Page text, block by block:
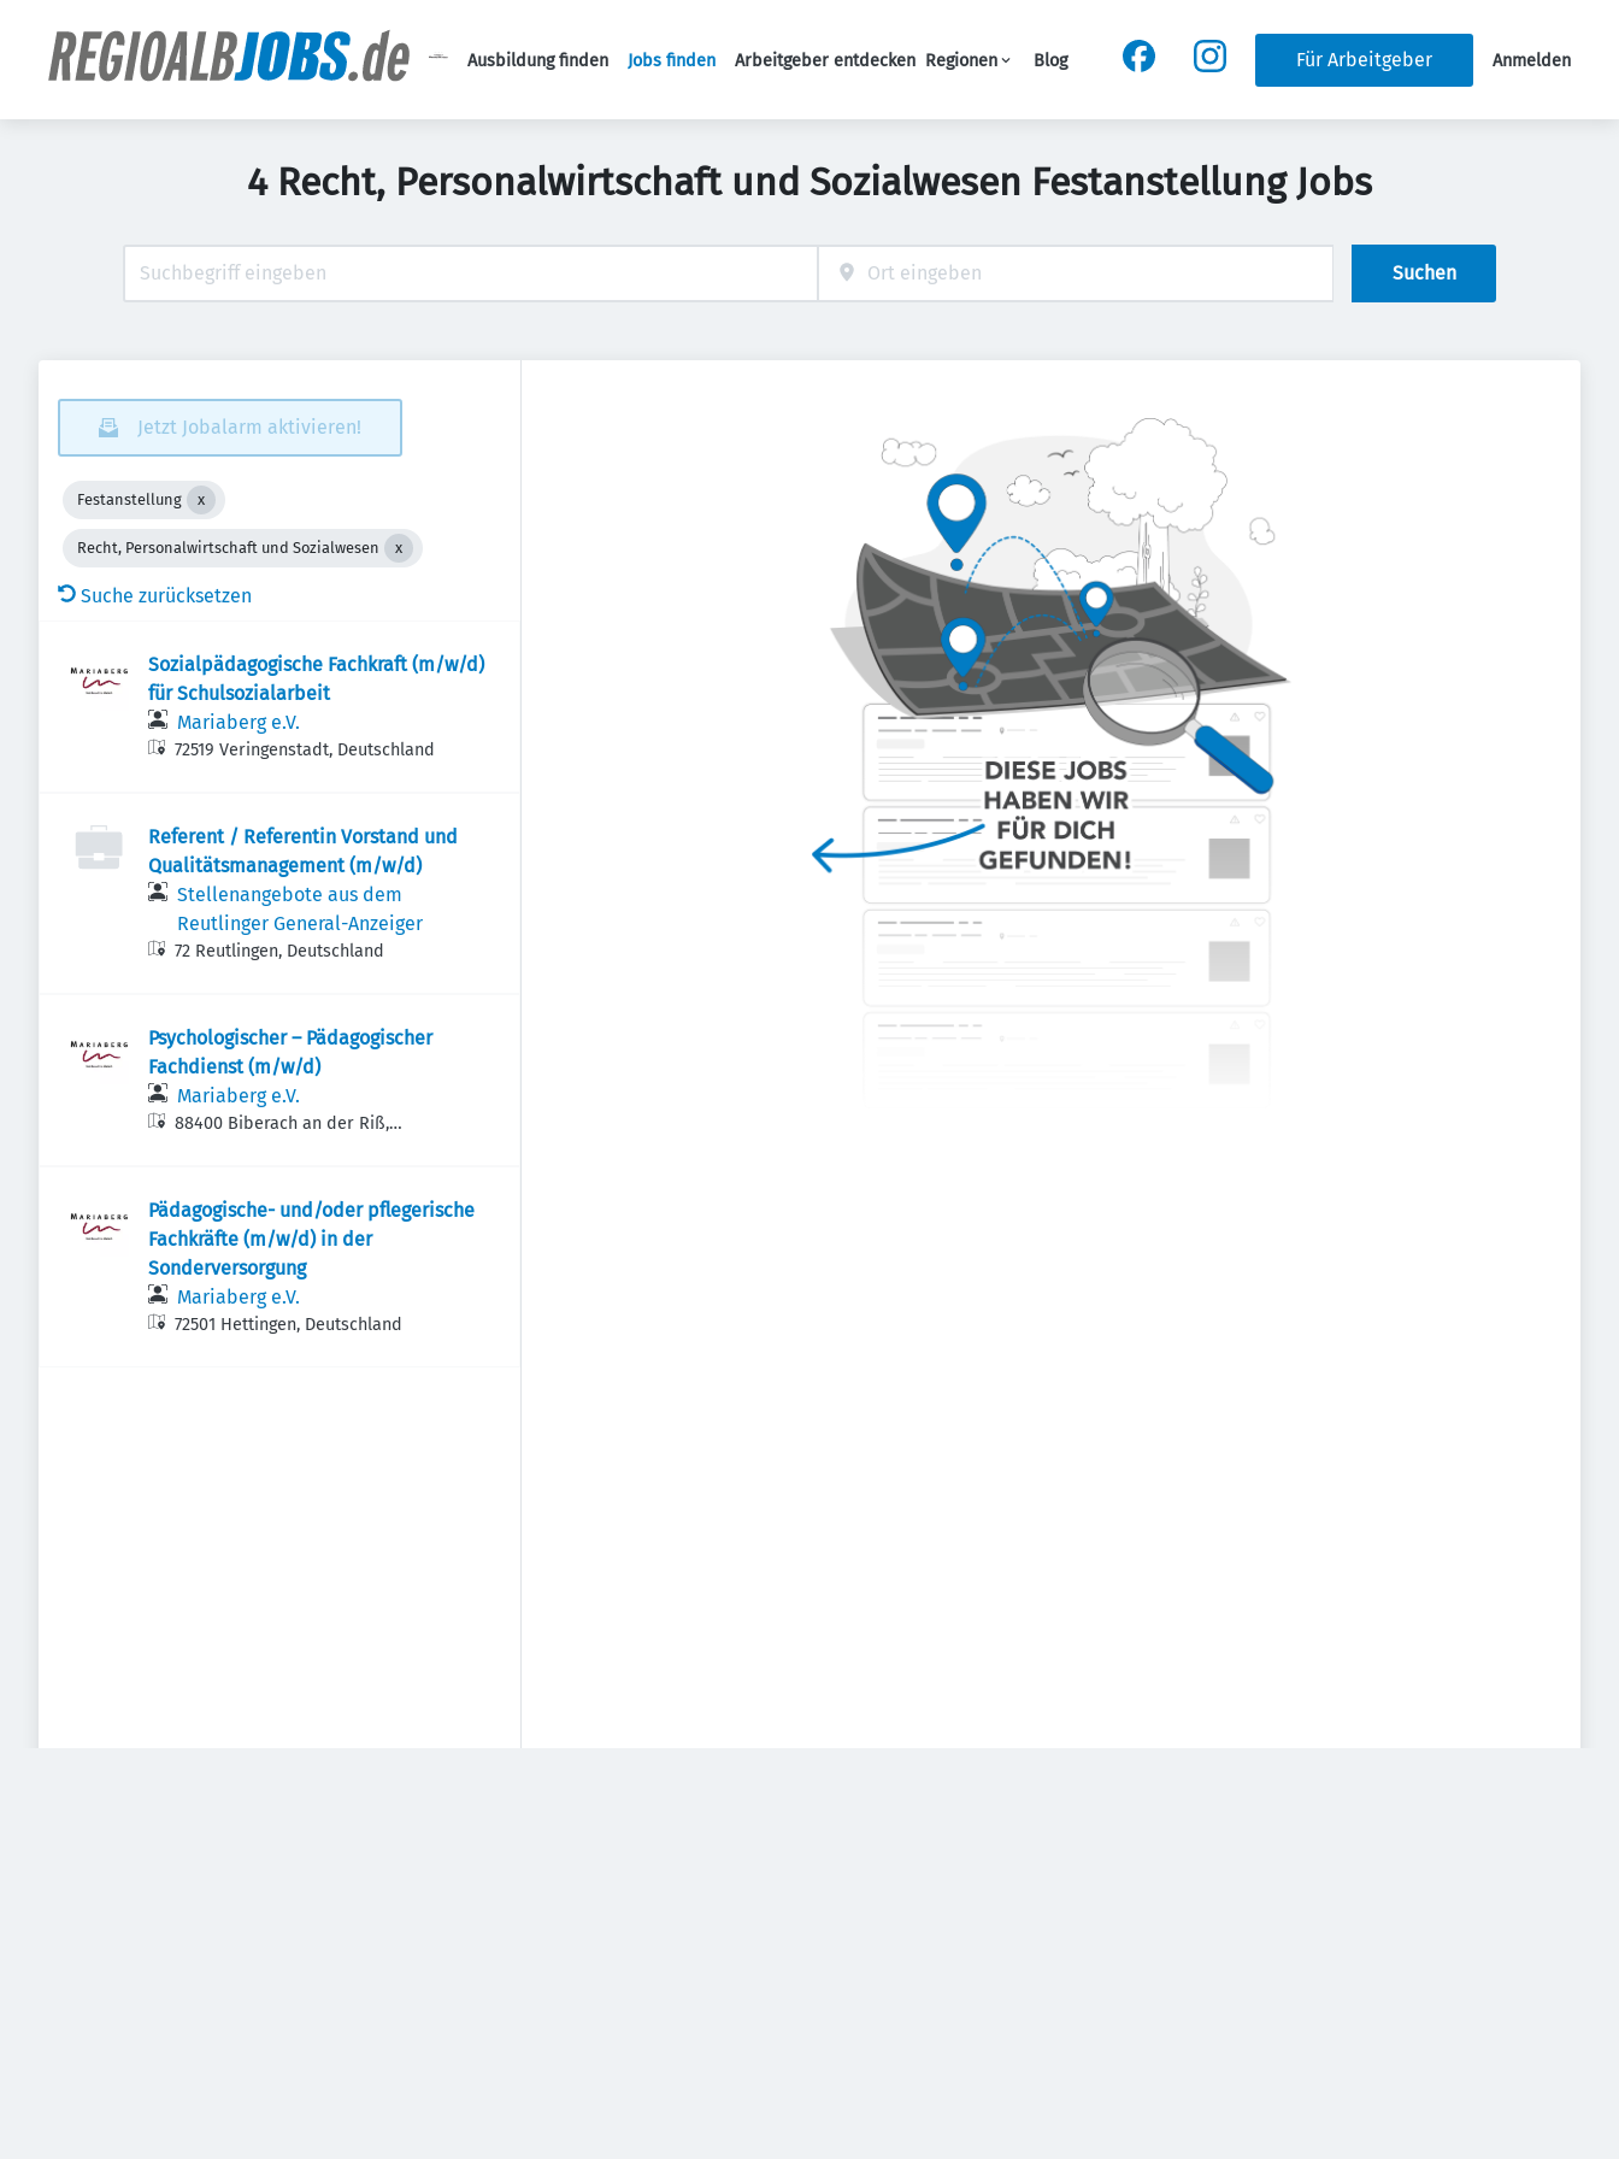
Haupt-Navigation
Ausbildung finden Jobs finden Arbeitgeber entdecken Regionen Blog Für Arbeitgeber Anmelden
4 Recht, Personalwirtschaft und Sozialwesen Festanstellung Jobs
Suchen
Jetzt Jobalarm aktivieren!
Festanstellung
Recht, Personalwirtschaft und Sozialwesen
Suche zurücksetzen
Sozialpädagogische Fachkraft (m/w/d)
für Schulsozialarbeit
Mariaberg e.V.
72519 Veringenstadt, Deutschland
Referent / Referentin Vorstand und
Qualitätsmanagement (m/w/d)
Stellenangebote aus dem
Reutlinger General-Anzeiger
72 Reutlingen, Deutschland
Psychologischer – Pädagogischer
Fachdienst (m/w/d)
Mariaberg e.V.
88400 Biberach an der Riß,
Pädagogische- und/oder pflegerische
Fachkräfte (m/w/d) in der
Sonderversorgung
Mariaberg e.V.
72501 Hettingen, Deutschland